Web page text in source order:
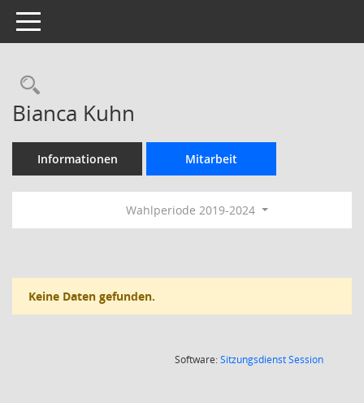
Toggle navigation
Rechercheauswahl
Bianca Kuhn
Informationen Mitarbeit
Wahlperiode 2019-2024
Keine Daten gefunden.
Software:SitzungsdienstSession(Wird in